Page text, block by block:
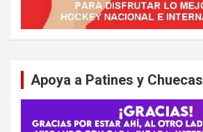
Apoya a Patines y Chuecas